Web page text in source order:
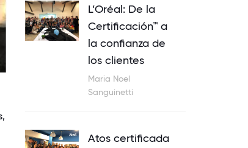
L’Oréal: De la
Certificación™ a
la confianza de
los clientes
Maria Noel
Sanguinetti
Atos certificada